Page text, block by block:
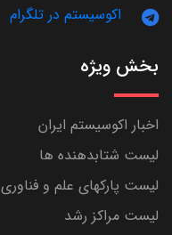
اکوسیستم در تلگرام
بخش ویژه
اخبار اکوسیستم ایران
لیست شتابدهنده ها
لیست پارکهای علم و فناوری
لیست مراکز رشد